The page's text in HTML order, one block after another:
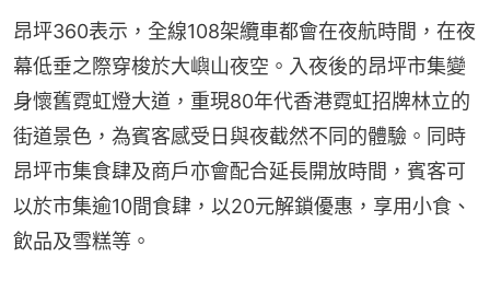
昂坪360表示，全線108架纜車都會在夜航時間，在夜
幕低垂之際穿梭於大嶼山夜空。入夜後的昂坪市集變
身懷舊霓虹燈大道，重現80年代香港霓虹招牌林立的
街道景色，為賓客感受日與夜截然不同的體驗。同時
昂坪市集食肆及商戶亦會配合延長開放時間，賓客可
以於市集逾10間食肆，以20元解鎖優惠，享用小食、
飲品及雪糕等。